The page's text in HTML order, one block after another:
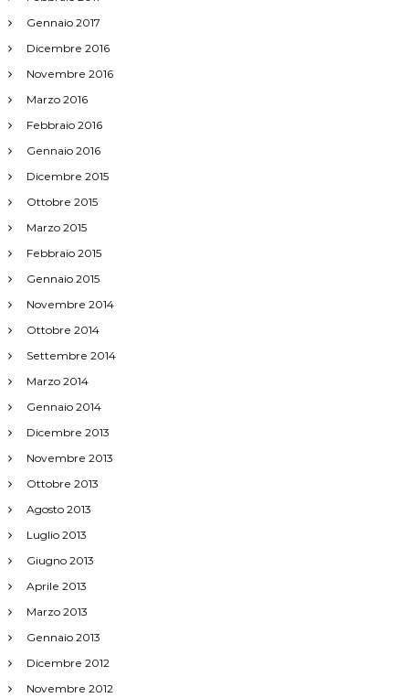
Gennaio 2017
Dicembre 2016
Novembre 2016
Marzo 2016
Febbraio 2016
Gennaio 2016
Dicembre 2015
Ottobre 2015
Marzo 2015
Febbraio 2015
Gennaio 2015
Novembre 2014
Ottobre 2014
Settembre 2014
Marzo 2014
Gennaio 2014
Dicembre 2013
Novembre 2013
Ottobre 2013
Agosto 2013
Luglio 2013
Giugno 2013
Aprile 2013
Marzo 2013
Gennaio 2013
Dicembre 2012
Novembre 2012